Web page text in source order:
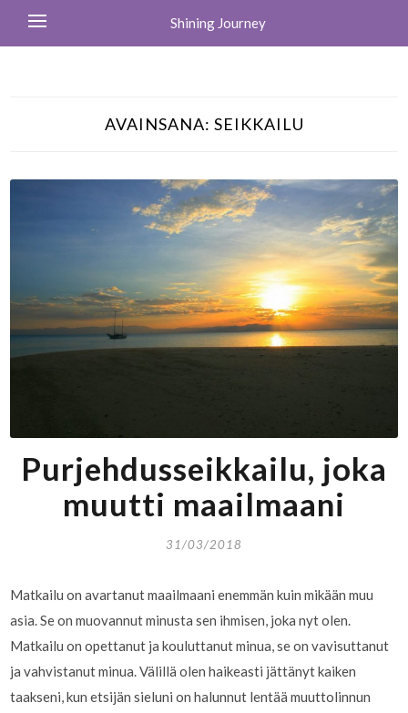
Shining Journey
AVAINSANA: SEIKKAILU
Purjehdusseikkailu, joka
muutti maailmaani
31/03/2018
Matkailu on avartanut maailmaani enemmän kuin mikään muu
asia. Se on muovannut minusta sen ihmisen, joka nyt olen.
Matkailu on opettanut ja kouluttanut minua, se on vavisuttanut
ja vahvistanut minua. Välillä olen haikeasti jättänyt kaiken
taakseni, kun etsijän sieluni on halunnut lentää muuttolinnun